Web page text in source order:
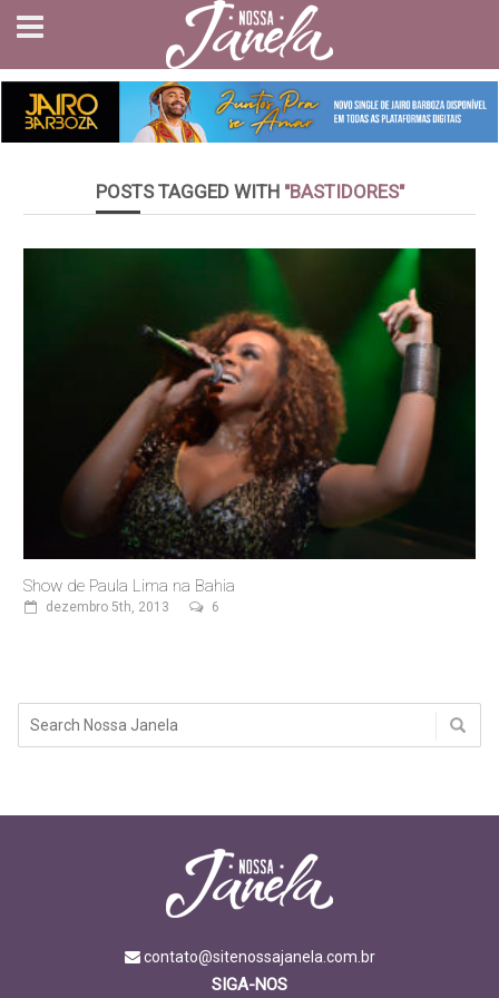
POSTS TAGGED WITH "BASTIDORES"
Show de Paula Lima na Bahia
dezembro 5th, 2013 6
contato@sitenossajanela.com.br
SIGA-NOS